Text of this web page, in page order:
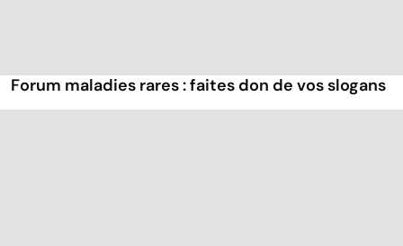
Forum maladies rares : faites don de vos slogans